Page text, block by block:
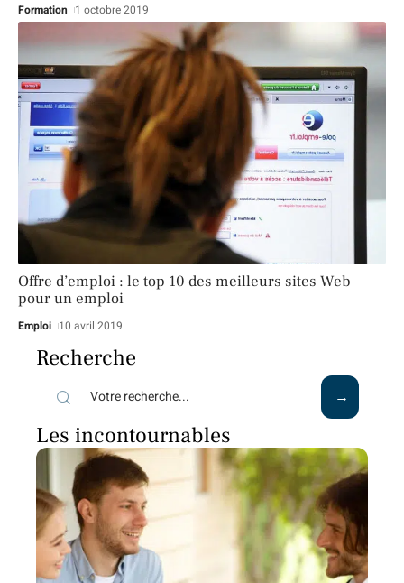
Formation 1 octobre 2019
Offre d’emploi : le top 10 des meilleurs sites Web
pour un emploi
Emploi 10 avril 2019
Recherche
Les incontournables